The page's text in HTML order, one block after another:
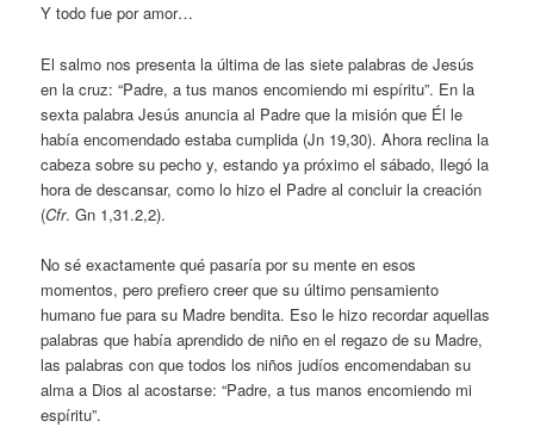
Y todo fue por amor…
El salmo nos presenta la última de las siete palabras de Jesús
en la cruz: “Padre, a tus manos encomiendo mi espíritu”. En la
sexta palabra Jesús anuncia al Padre que la misión que Él le
había encomendado estaba cumplida (Jn 19,30). Ahora reclina la
cabeza sobre su pecho y, estando ya próximo el sábado, llegó la
hora de descansar, como lo hizo el Padre al concluir la creación
(Cfr. Gn 1,31.2,2).
No sé exactamente qué pasaría por su mente en esos
momentos, pero prefiero creer que su último pensamiento
humano fue para su Madre bendita. Eso le hizo recordar aquellas
palabras que había aprendido de niño en el regazo de su Madre,
las palabras con que todos los niños judíos encomendaban su
alma a Dios al acostarse: “Padre, a tus manos encomiendo mi
espíritu”.